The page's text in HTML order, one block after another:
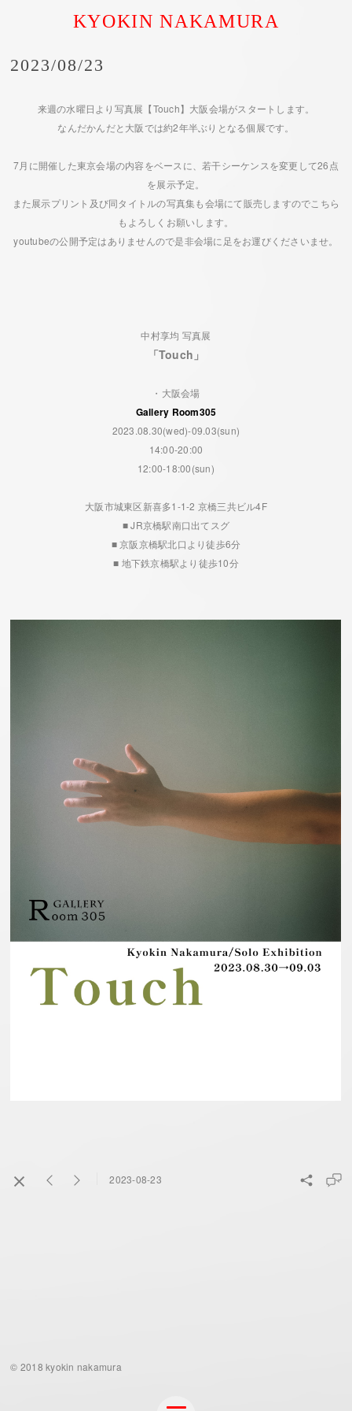
KYOKIN NAKAMURA
2023/08/23
来週の水曜日より写真展【Touch】大阪会場がスタートします。
なんだかんだと大阪では約2年半ぶりとなる個展です。
7月に開催した東京会場の内容をベースに、若干シーケンスを変更して26点
を展示予定。
また展示プリント及び同タイトルの写真集も会場にて販売しますのでこちら
もよろしくお願いします。
youtubeの公開予定はありませんので是非会場に足をお運びくださいませ。
中村享均 写真展
「Touch」
・大阪会場
Gallery Room305
2023.08.30(wed)-09.03(sun)
14:00-20:00
12:00-18:00(sun)
大阪市城東区新喜多1-1-2 京橋三共ビル4F
■ JR京橋駅南口出てスグ
■ 京阪京橋駅北口より徒歩6分
■ 地下鉄京橋駅より徒歩10分
2023-08-23
© 2018 kyokin nakamura